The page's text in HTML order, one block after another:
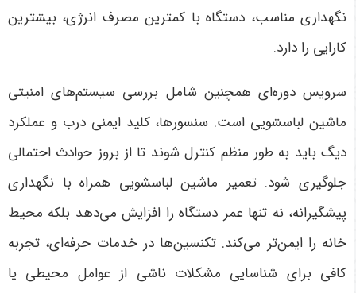
نگهداری مناسب، دستگاه با کمترین مصرف انرژی، بیشترین
کارایی را دارد.
سرویس دوره‌ای همچنین شامل بررسی سیستم‌های امنیتی
ماشین لباسشویی است. سنسورها، کلید ایمنی درب و عملکرد
دیگ باید به طور منظم کنترل شوند تا از بروز حوادث احتمالی
جلوگیری شود. تعمیر ماشین لباسشویی همراه با نگهداری
پیشگیرانه، نه تنها عمر دستگاه را افزایش می‌دهد بلکه محیط
خانه را ایمن‌تر می‌کند. تکنسین‌ها در خدمات حرفه‌ای، تجربه
کافی برای شناسایی مشکلات ناشی از عوامل محیطی یا